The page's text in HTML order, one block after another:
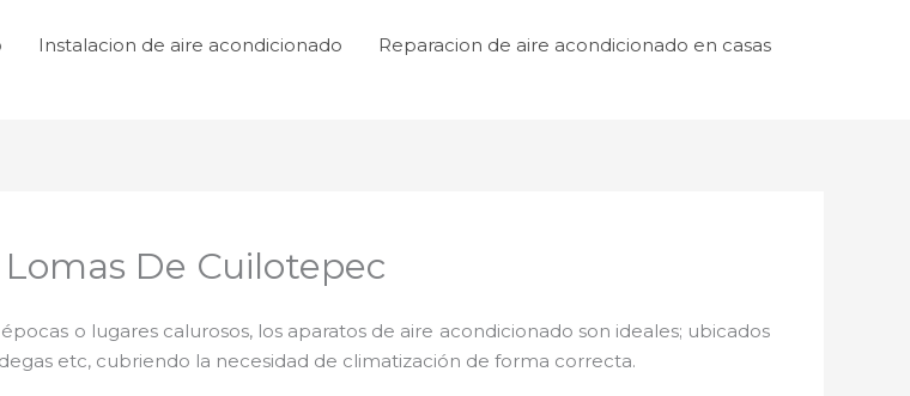
Instalacion de aire acondicionado
Reparacion de aire acondicionado en casas
De Cuilotepec
o lugares calurosos, los aparatos de aire acondicionado son ideales; ubicados
etc, cubriendo la necesidad de climatización de forma correcta.